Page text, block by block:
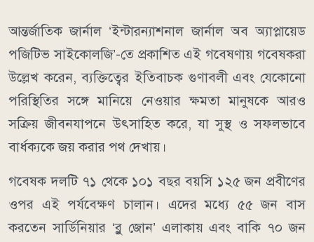
আন্তর্জাতিক জার্নাল ‘ইন্টারন্যাশনাল জার্নাল অব অ্যাপ্লায়েড
পজিটিভ সাইকোলজি’-তে প্রকাশিত এই গবেষণায় গবেষকরা
উল্লেখ করেন, ব্যক্তিত্বের ইতিবাচক গুণাবলী এবং যেকোনো
পরিস্থিতির সঙ্গে মানিয়ে নেওয়ার ক্ষমতা মানুষকে আরও
সক্রিয় জীবনযাপনে উৎসাহিত করে, যা সুস্থ ও সফলভাবে
বার্ধক্যকে জয় করার পথ দেখায়।
গবেষক দলটি ৭১ থেকে ১০১ বছর বয়সি ১২৫ জন প্রবীণের
ওপর এই পর্যবেক্ষণ চালান। এদের মধ্যে ৫৫ জন বাস
করতেন সার্ডিনিয়ার ‘ব্লু জোন’ এলাকায় এবং বাকি ৭০ জন